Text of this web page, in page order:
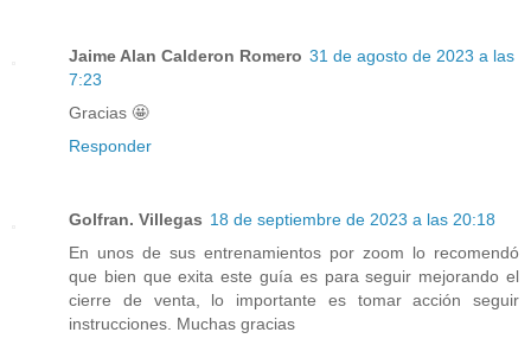
Jaime Alan Calderon Romero 31 de agosto de 2023 a las
7:23
Gracias 🤩
Responder
Golfran. Villegas 18 de septiembre de 2023 a las 20:18
En unos de sus entrenamientos por zoom lo recomendó
que bien que exita este guía es para seguir mejorando el
cierre de venta, lo importante es tomar acción seguir
instrucciones. Muchas gracias